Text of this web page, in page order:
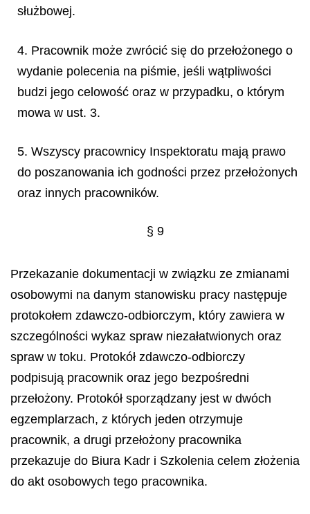
służbowej.
4. Pracownik może zwrócić się do przełożonego o
wydanie polecenia na piśmie, jeśli wątpliwości
budzi jego celowość oraz w przypadku, o którym
mowa w ust. 3.
5. Wszyscy pracownicy Inspektoratu mają prawo
do poszanowania ich godności przez przełożonych
oraz innych pracowników.
§ 9
Przekazanie dokumentacji w związku ze zmianami
osobowymi na danym stanowisku pracy następuje
protokołem zdawczo-odbiorczym, który zawiera w
szczególności wykaz spraw niezałatwionych oraz
spraw w toku. Protokół zdawczo-odbiorczy
podpisują pracownik oraz jego bezpośredni
przełożony. Protokół sporządzany jest w dwóch
egzemplarzach, z których jeden otrzymuje
pracownik, a drugi przełożony pracownika
przekazuje do Biura Kadr i Szkolenia celem złożenia
do akt osobowych tego pracownika.